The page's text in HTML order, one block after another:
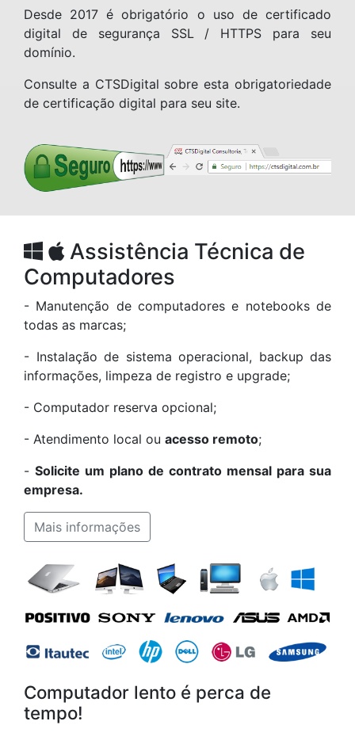
Desde 2017 é obrigatório o uso de certificado
digital de segurança SSL / HTTPS para seu
domínio.
Consulte a CTSDigital sobre esta obrigatoriedade
de certificação digital para seu site.
Assistência Técnica de
Computadores
- Manutenção de computadores e notebooks de
todas as marcas;
- Instalação de sistema operacional, backup das
informações, limpeza de registro e upgrade;
- Computador reserva opcional;
- Atendimento local ou acesso remoto;
- Solicite um plano de contrato mensal para sua
empresa.
Mais informações
Computador lento é perca de
tempo!